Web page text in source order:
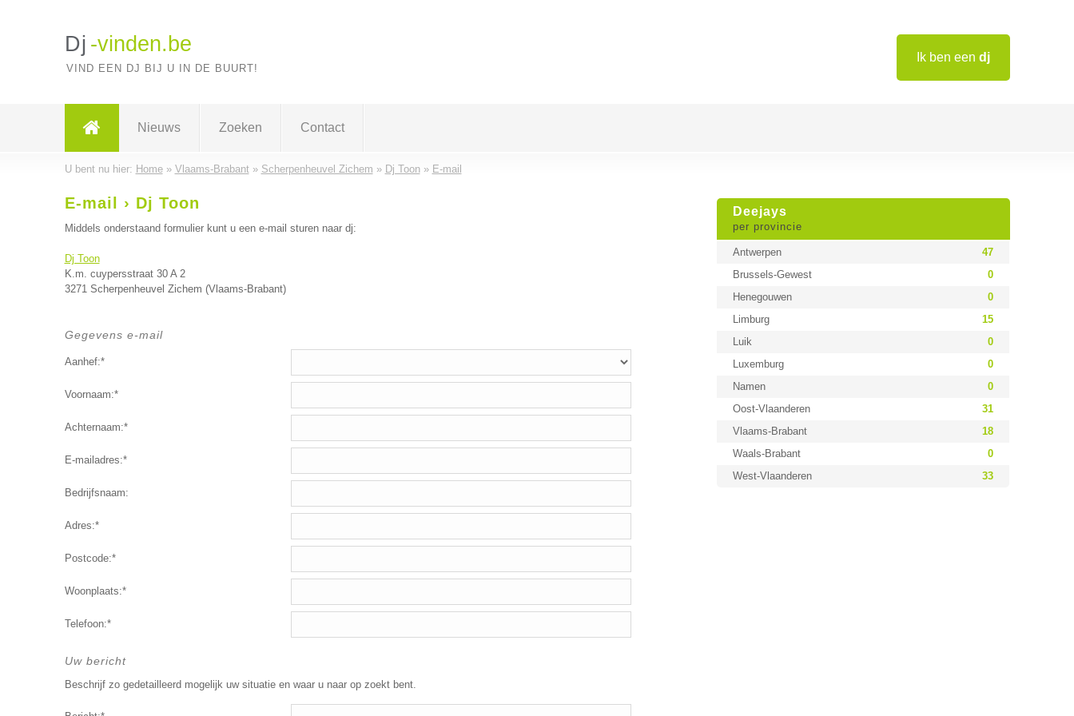
Ik ben een dj
Dj -vinden.be
VIND EEN DJ BIJ U IN DE BUURT!
Nieuws Zoeken Contact
U bent nu hier: Home» Vlaams-Brabant» Scherpenheuvel Zichem » Dj Toon» E-mail
Deejays
per provincie
Antwerpen
47
Brussels-Gewest
0
Henegouwen
0
Limburg
15
Luik
0
Luxemburg
0
Namen
0
Oost-Vlaanderen
31
Vlaams-Brabant
18
Waals-Brabant
0
West-Vlaanderen
33
E-mail › Dj Toon
Middels onderstaand formulier kunt u een e-mail sturen naar dj:
Dj Toon
K.m. cuypersstraat 30 A 2
3271 Scherpenheuvel Zichem (Vlaams-Brabant)
Gegevens e-mail
Aanhef:*
Voornaam:*
Achternaam:*
E-mailadres:*
Bedrijfsnaam:
Adres:*
Postcode:*
Woonplaats:*
Telefoon:*
Uw bericht
Beschrijf zo gedetailleerd mogelijk uw situatie en waar u naar op zoekt bent.